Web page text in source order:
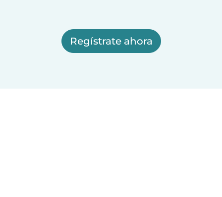
Regístrate ahora